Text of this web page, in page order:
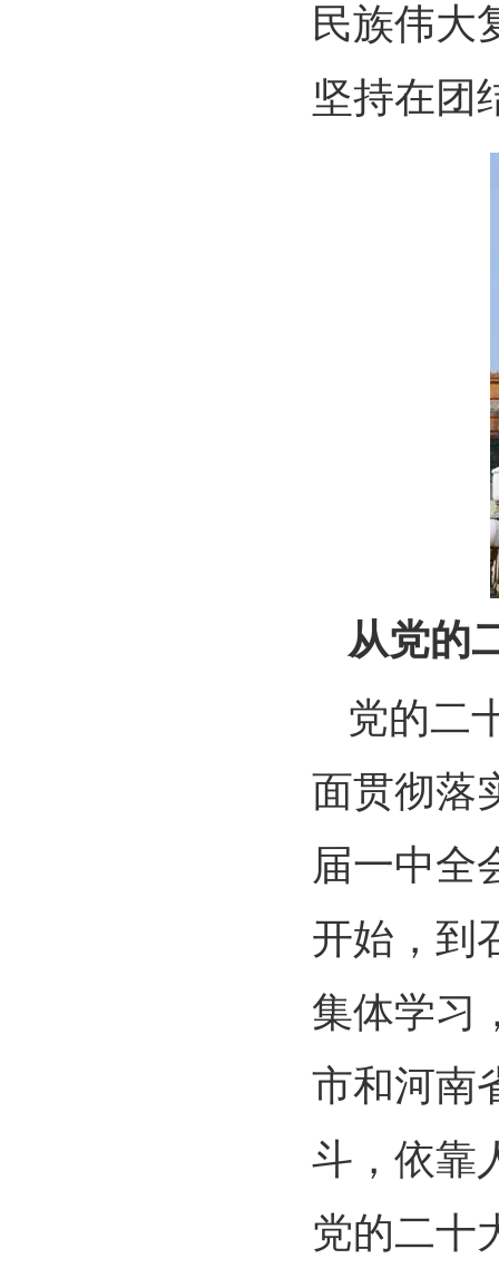
民族伟大
坚持在团
从党的
党的二
面贯彻落
届一中全
开始，到
集体学习
市和河南
斗，依靠
党的二十